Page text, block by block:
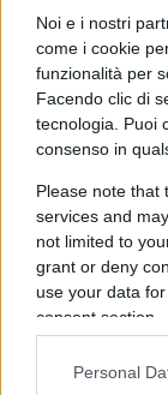
Noi e i nostri
come i cookie
funzionalità per
Facendo clic di
tecnologia. Puoi
consenso in
Please note that
services and
not limited to
grant or deny
use your data
consent section.
Personal
condannare il
per apparire
mediatico
che la nostra
Ormai è un
saranno mai)
questa destra
perlomeno
questioni